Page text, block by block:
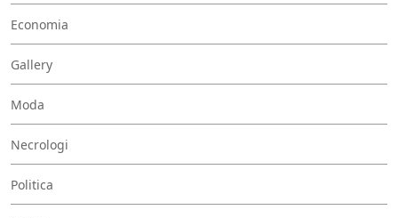
Economia
Gallery
Moda
Necrologi
Politica